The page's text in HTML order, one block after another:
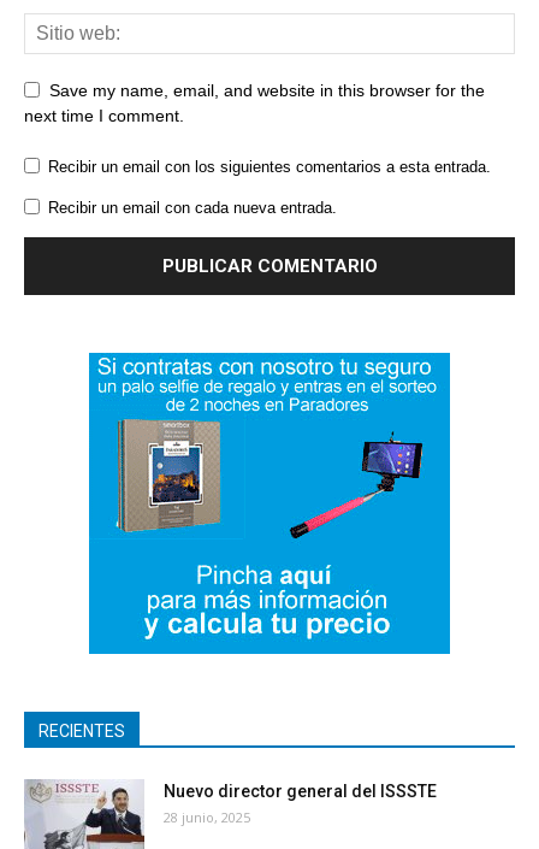
Save my name, email, and website in this browser for the
next time I comment.
Recibir un email con los siguientes comentarios a esta entrada.
Recibir un email con cada nueva entrada.
RECIENTES
Nuevo director general del ISSSTE
28 junio, 2025